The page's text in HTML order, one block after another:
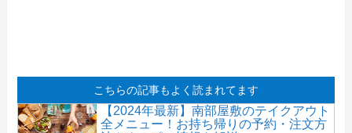
こちらの記事もよく読まれてます
【2024年最新】南部屋敷のテイクアウト
全メニュー！お持ち帰りの予約・注文方